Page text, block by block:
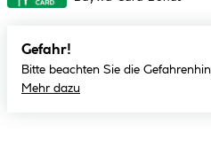
Gefahr!
Bitte beachten Sie die
Mehr dazu